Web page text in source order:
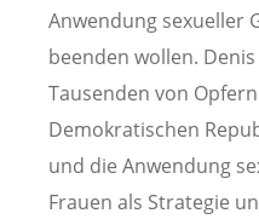
Anwendung sexueller
beenden wollen.
Tausenden von
Demokratischen
und die Anwendung
Frauen als Strategie